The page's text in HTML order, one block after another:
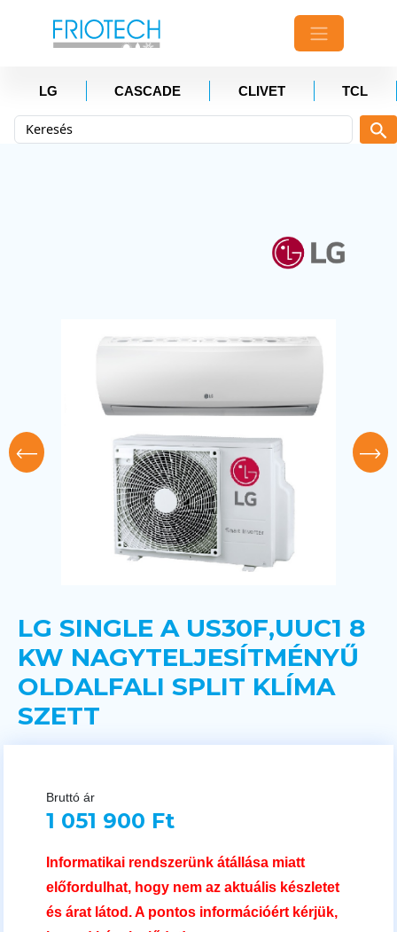
LG CASCADE CLIVET TCL
LG SINGLE A US30F,UUC1 8
KW NAGYTELJESÍTMÉNYŰ
OLDALFALI SPLIT KLÍMA
SZETT
Bruttó ár
1 051 900 Ft
Informatikai rendszerünk átállása miatt
előfordulhat, hogy nem az aktuális készletet
és árat látod. A pontos információért kérjük,